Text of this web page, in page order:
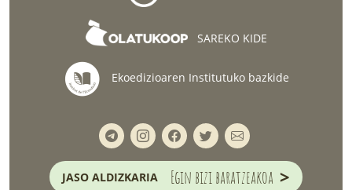
SAREKO KIDE
Ekoedizioaren Institutuko bazkide
JASO ALDIZKARIA Egin bizi baratzeakoa >